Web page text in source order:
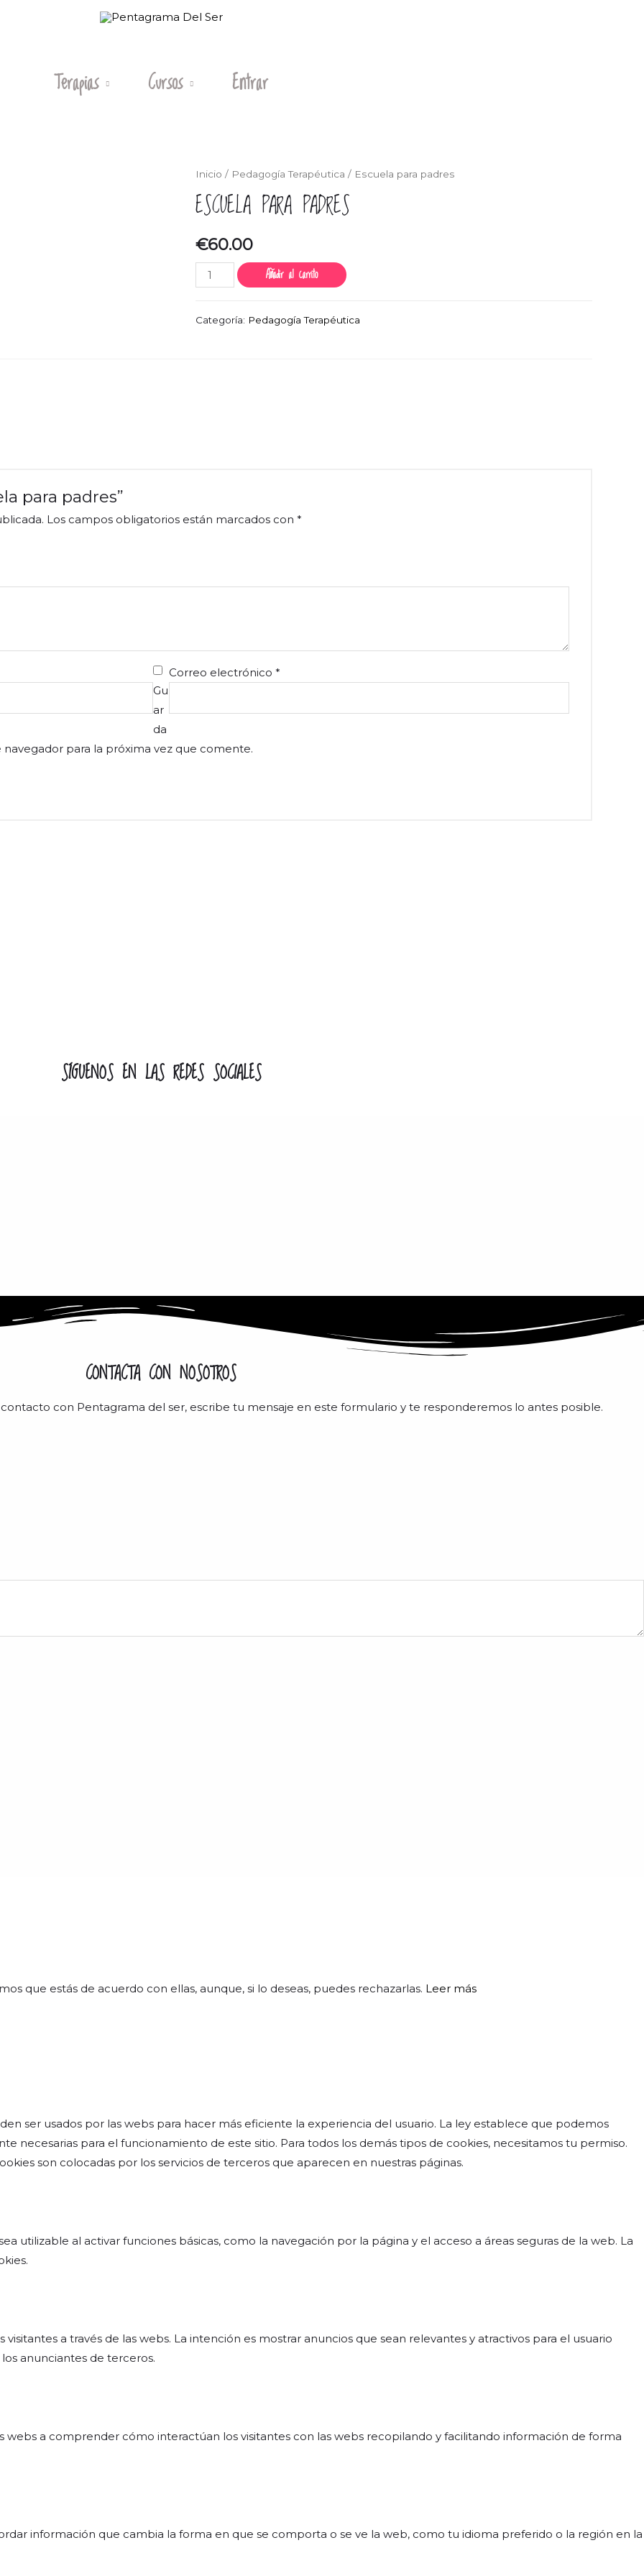
Terapias Cursos Entrar
Inicio / Pedagogía Terapéutica / Escuela para padres
ESCUELA PARA PADRES
€60.00
Escuela
para
cantidad
Añadir al carrito
Categoría: Pedagogía Terapéutica
para padres”
Los campos obligatorios están marcados con *
Correo electrónico*
Gu
ar
da
para la próxima vez que comente.
SÍGUENOS EN LAS REDES SOCIALES
CONTACTA CON NOSOTROS
con Pentagrama del ser, escribe tu mensaje en este formulario y te responderemos lo antes posible.
que estás de acuerdo con ellas, aunque, si lo deseas, puedes rechazarlas. Leer más
ser usados por las webs para hacer más eficiente la experiencia del usuario. La ley establece que podemos
necesarias para el funcionamiento de este sitio. Para todos los demás tipos de cookies, necesitamos tu permiso.
son colocadas por los servicios de terceros que aparecen en nuestras páginas.
utilizable al activar funciones básicas, como la navegación por la página y el acceso a áreas seguras de la web. La
a través de las webs. La intención es mostrar anuncios que sean relevantes y atractivos para el usuario
anunciantes de terceros.
webs a comprender cómo interactúan los visitantes con las webs recopilando y facilitando información de forma
información que cambia la forma en que se comporta o se ve la web, como tu idioma preferido o la región en la